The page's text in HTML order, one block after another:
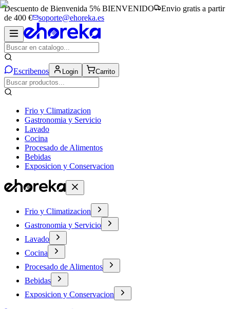
Descuento de Bienvenida 5% BIENVENIDO
Envio gratis a partir
de 400 €
soporte@ehoreka.es
Escribenos Login Carrito
Frio y Climatizacion
Gastronomia y Servicio
Lavado
Cocina
Procesado de Alimentos
Bebidas
Exposicion y Conservacion
Frio y Climatizacion
Gastronomia y Servicio
Lavado
Cocina
Procesado de Alimentos
Bebidas
Exposicion y Conservacion